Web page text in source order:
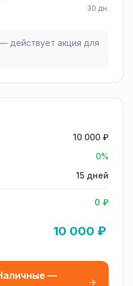
30 дн.
— действует акция для
10 000 ₽
0%
15 дней
0 ₽
10 000 ₽
—